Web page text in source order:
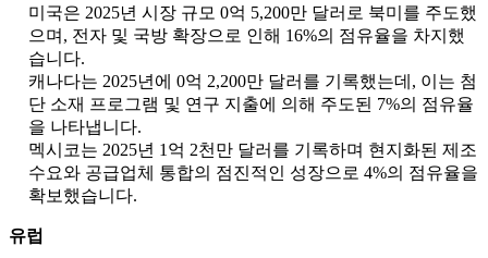
미국은 2025년 시장 규모 0억 5,200만 달러로 북미를 주도했
으며, 전자 및 국방 확장으로 인해 16%의 점유율을 차지했
습니다.
캐나다는 2025년에 0억 2,200만 달러를 기록했는데, 이는 첨
단 소재 프로그램 및 연구 지출에 의해 주도된 7%의 점유율
을 나타냅니다.
멕시코는 2025년 1억 2천만 달러를 기록하며 현지화된 제조
수요와 공급업체 통합의 점진적인 성장으로 4%의 점유율을
확보했습니다.
유럽